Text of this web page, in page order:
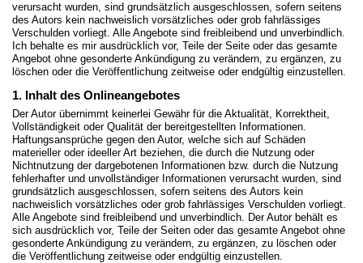
verursacht wurden, sind grundsätzlich ausgeschlossen, sofern seitens
des Autors kein nachweislich vorsätzliches oder grob fahrlässiges
Verschulden vorliegt. Alle Angebote sind freibleibend und unverbindlich.
Ich behalte es mir ausdrücklich vor, Teile der Seite oder das gesamte
Angebot ohne gesonderte Ankündigung zu verändern, zu ergänzen, zu
löschen oder die Veröffentlichung zeitweise oder endgültig einzustellen.
1. Inhalt des Onlineangebotes
Der Autor übernimmt keinerlei Gewähr für die Aktualität, Korrektheit,
Vollständigkeit oder Qualität der bereitgestellten Informationen.
Haftungsansprüche gegen den Autor, welche sich auf Schäden
materieller oder ideeller Art beziehen, die durch die Nutzung oder
Nichtnutzung der dargebotenen Informationen bzw. durch die Nutzung
fehlerhafter und unvollständiger Informationen verursacht wurden, sind
grundsätzlich ausgeschlossen, sofern seitens des Autors kein
nachweislich vorsätzliches oder grob fahrlässiges Verschulden vorliegt.
Alle Angebote sind freibleibend und unverbindlich. Der Autor behält es
sich ausdrücklich vor, Teile der Seiten oder das gesamte Angebot ohne
gesonderte Ankündigung zu verändern, zu ergänzen, zu löschen oder
die Veröffentlichung zeitweise oder endgültig einzustellen.